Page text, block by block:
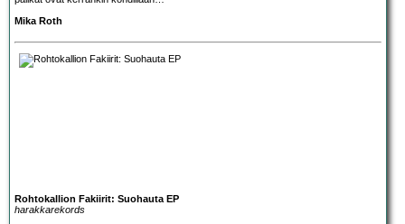
Mika Roth
Rohtokallion Fakiirit: Suohauta EP
harakkarekords